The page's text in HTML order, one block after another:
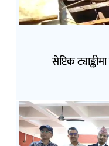
सेप्टिक